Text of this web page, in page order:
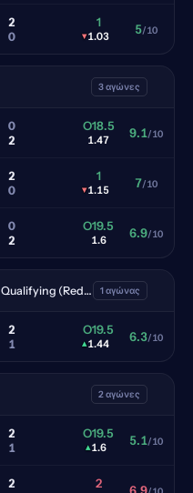
2
0
1
▾1.03 5/10
3 αγώνες
0
2
O18.5
1.47 9.1/10
2
0
1
▾1.15 7/10
0
2
O19.5
1.6 6.9/10
WTA French Open Paris France Qualifying (Red clay) 1 αγώνας
2
1
O19.5
▴1.44 6.3/10
2 αγώνες
2
1
O19.5
▴1.6 5.1/10
2
2